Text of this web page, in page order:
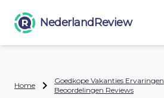
NederlandReview
Home
Goedkope Vakanties Ervaringen
Beoordelingen Reviews